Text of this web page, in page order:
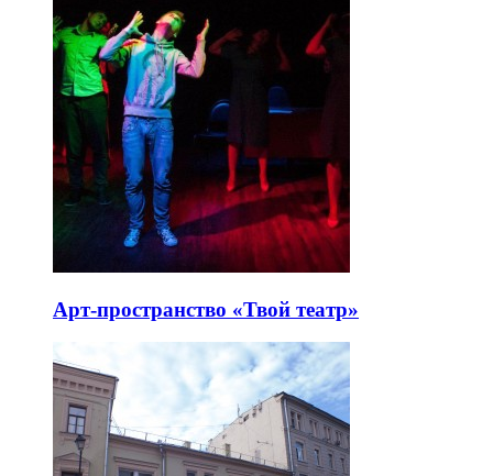
Арт-пространство «Твой театр»